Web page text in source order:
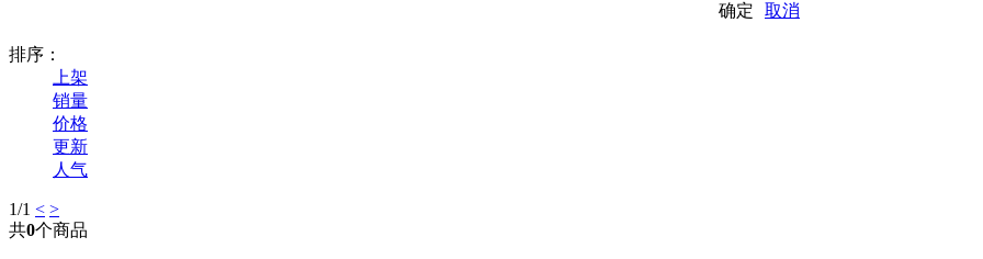
确定 取消
排序：
上架
销量
价格
更新
人气
1/1 < >
共0个商品